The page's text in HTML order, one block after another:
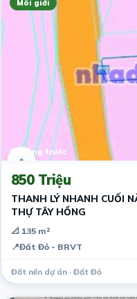
Môi giới
6 tháng trước
850 Triệu
THANH LÝ NHANH CUỐI
THỰ TÂY HỒNG
📐 135 m²
📍Đất Đỏ - BRVT
Đất nền dự án · Đất Đỏ